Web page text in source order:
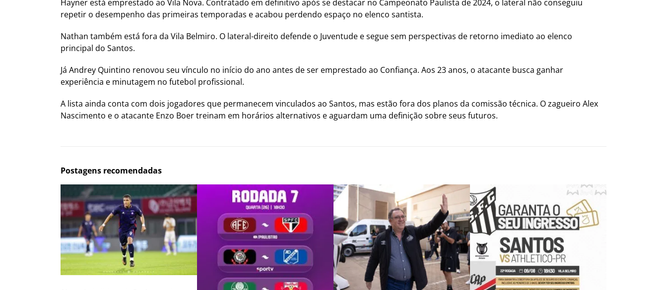
Hayner está emprestado ao Vila Nova. Contratado em definitivo após se destacar no Campeonato Paulista de 2024, o lateral não conseguiu
repetir o desempenho das primeiras temporadas e acabou perdendo espaço no elenco santista.
Nathan também está fora da Vila Belmiro. O lateral-direito defende o Juventude e segue sem perspectivas de retorno imediato ao elenco
principal do Santos.
Já Andrey Quintino renovou seu vínculo no início do ano antes de ser emprestado ao Confiança. Aos 23 anos, o atacante busca ganhar
experiência e minutagem no futebol profissional.
A lista ainda conta com dois jogadores que permanecem vinculados ao Santos, mas estão fora dos planos da comissão técnica. O zagueiro Alex
Nascimento e o atacante Enzo Boer treinam em horários alternativos e aguardam uma definição sobre seus futuros.
Postagens recomendadas